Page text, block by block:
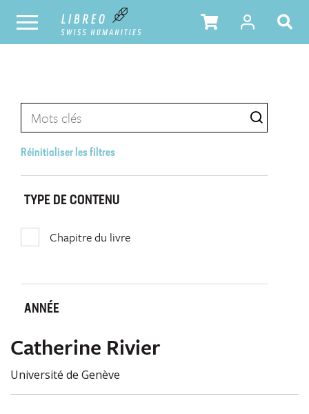
Réinitialiser les filtres
TYPE DE CONTENU
Chapitre du livre
ANNÉE
Catherine Rivier
Université de Genève